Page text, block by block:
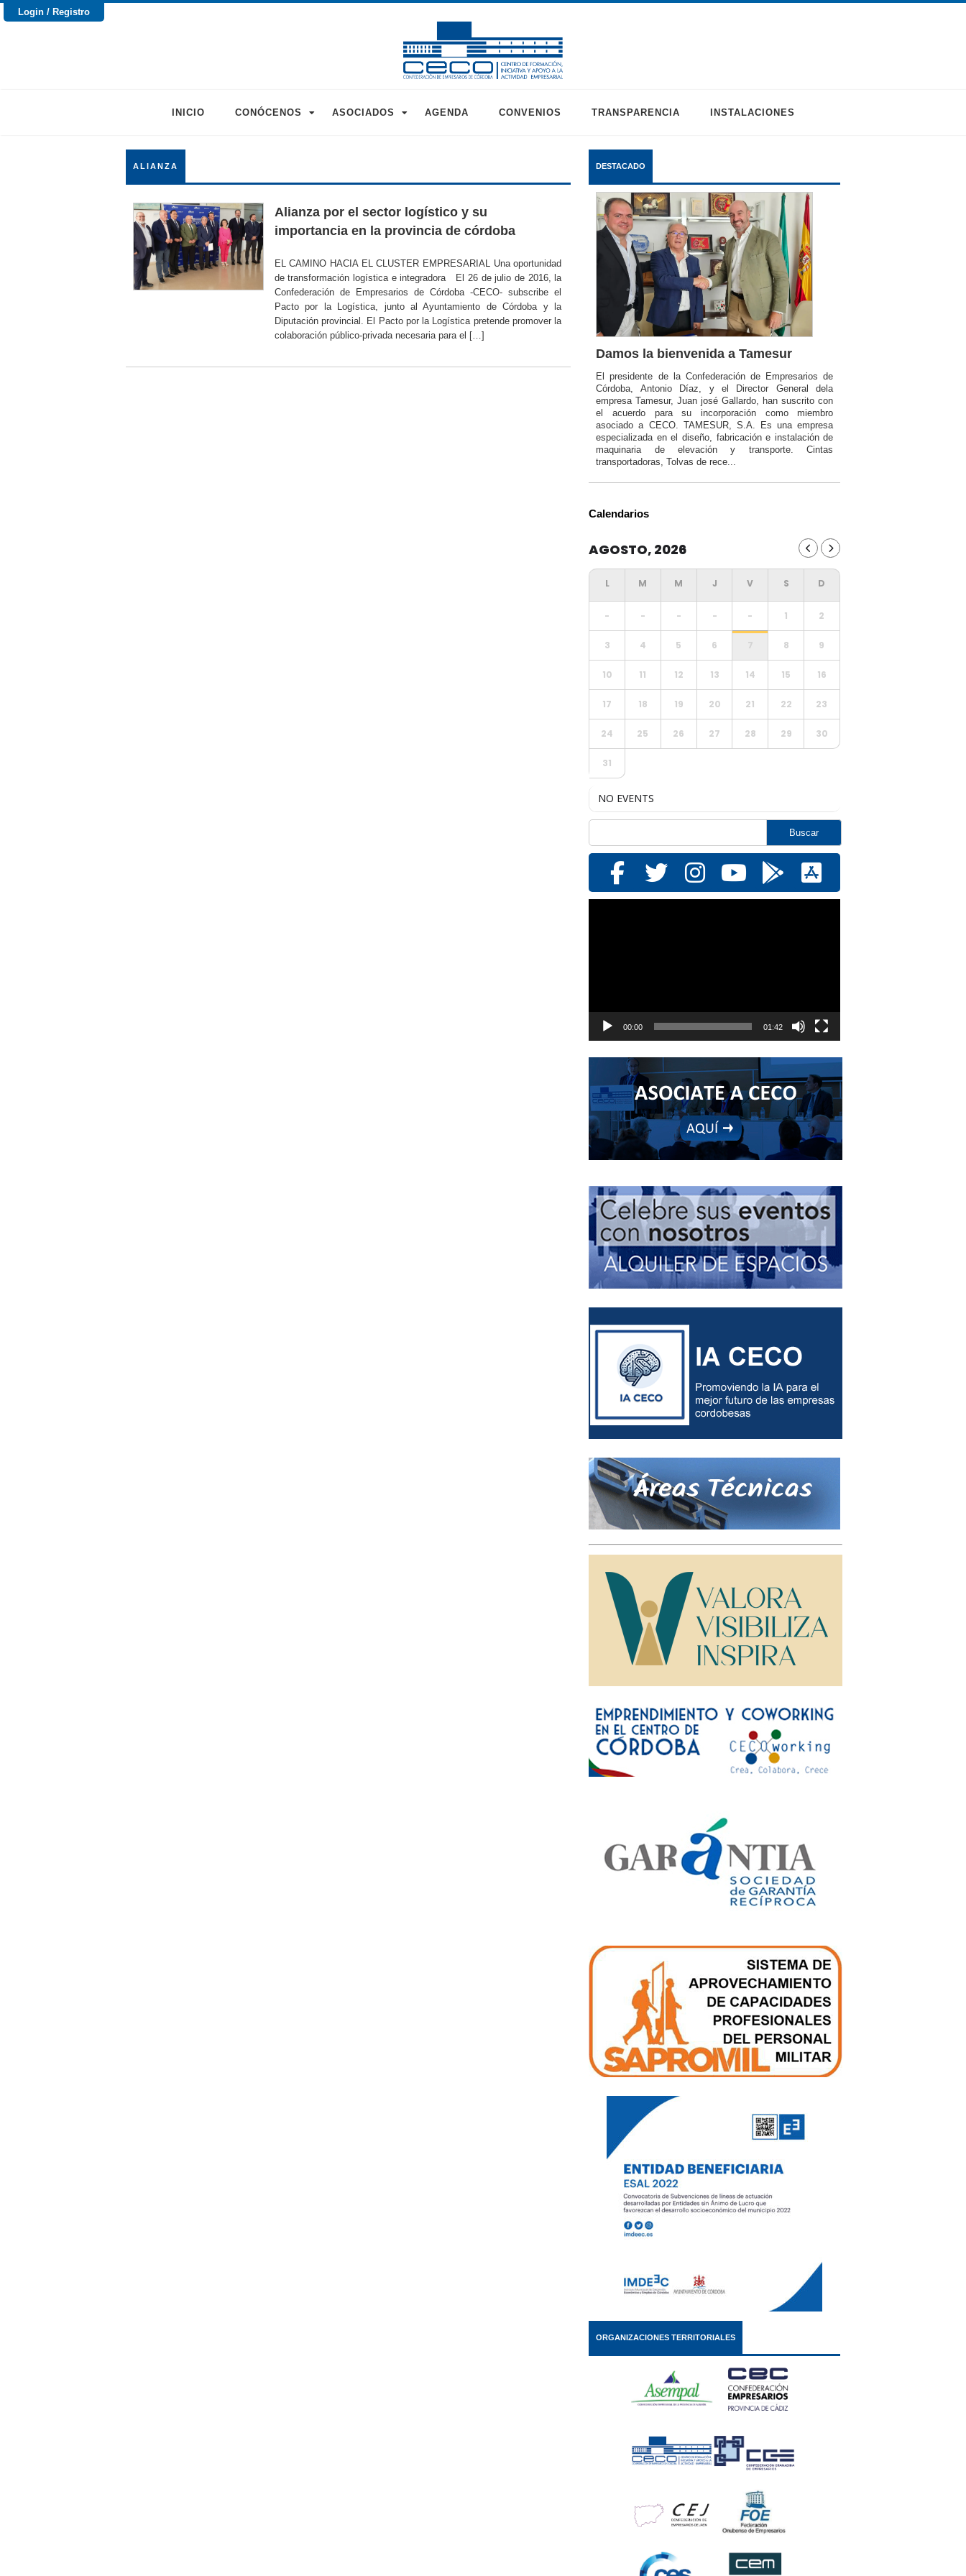
Login / Registro
INICIO CONÓCENOS ASOCIADOS AGENDA CONVENIOS TRANSPARENCIA INSTALACIONES
ALIANZA
Alianza por el sector logístico y su
importancia en la provincia de córdoba
EL CAMINO HACIA EL CLUSTER EMPRESARIAL Una oportunidad
de transformación logística e integradora El 26 de julio de 2016, la
Confederación de Empresarios de Córdoba -CECO- subscribe el
Pacto por la Logística, junto al Ayuntamiento de Córdoba y la
Diputación provincial. El Pacto por la Logística pretende promover la
colaboración público-privada necesaria para el […]
DESTACADO
Damos la bienvenida a Tamesur
El presidente de la Confederación de Empresarios de
Córdoba, Antonio Díaz, y el Director General dela
empresa Tamesur, Juan josé Gallardo, han suscrito con
el acuerdo para su incorporación como miembro
asociado a CECO. TAMESUR, S.A. Es una empresa
especializada en el diseño, fabricación e instalación de
maquinaria de elevación y transporte. Cintas
transportadoras, Tolvas de rece...
Calendarios
AGOSTO, 2026
- - - - - 1 2
3 4 5 6 7 8 9
10 11 12 13 14 15 16
17 18 19 20 21 22 23
24 25 26 27 28 29 30
31
NO EVENTS
00:00 01:42
ORGANIZACIONES TERRITORIALES